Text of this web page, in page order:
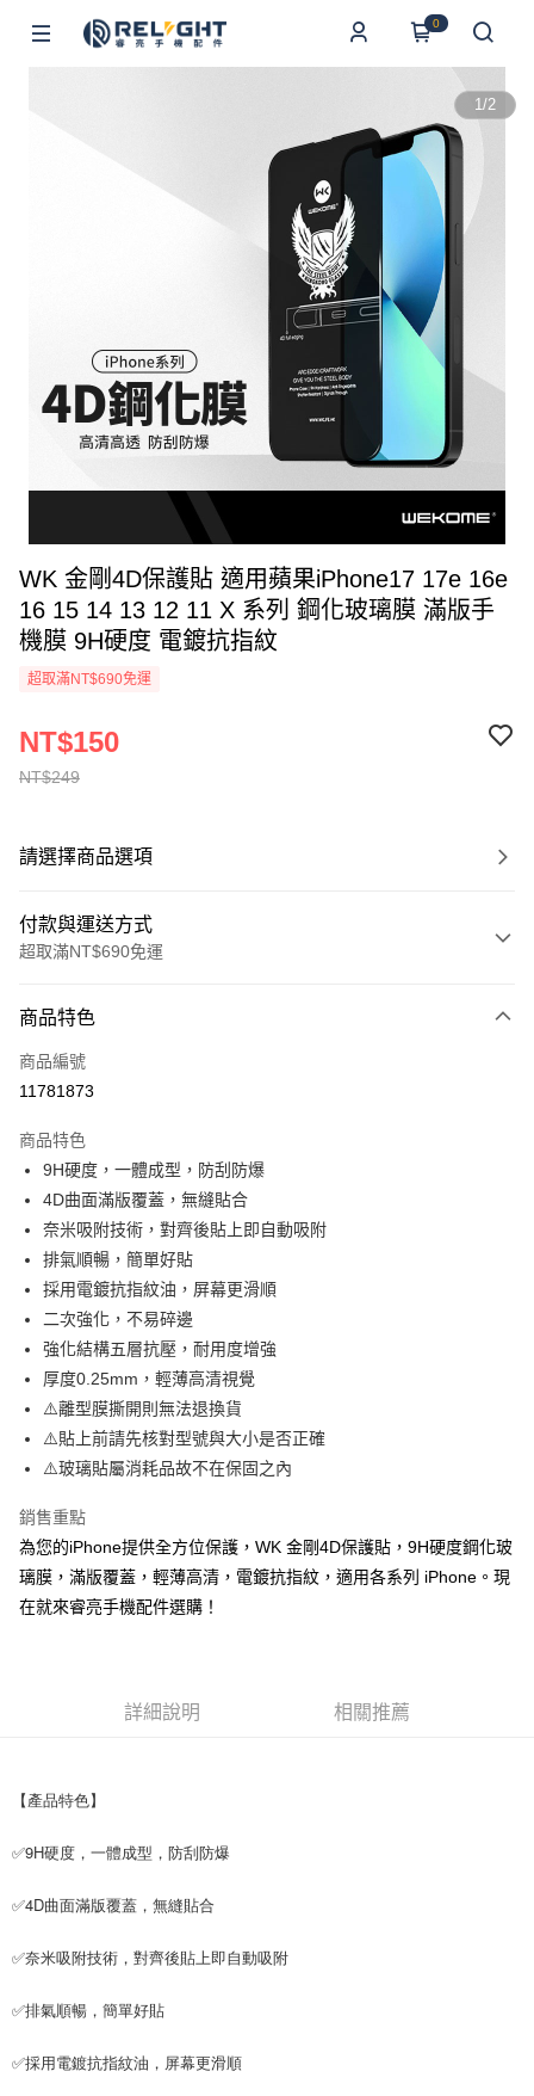
0
1/2
WK 金剛4D保護貼 適用蘋果iPhone17 17e 16e
16 15 14 13 12 11 X 系列 鋼化玻璃膜 滿版手
機膜 9H硬度 電鍍抗指紋
超取滿NT$690免運
NT$249
NT$150
請選擇商品選項
付款與運送方式
超取滿NT$690免運
信用卡一次付款
超商取貨付款
Apple Pay
街口支付
悠遊付
ATM付款
運送方式
每筆NT$65，滿NT$690(含以上)免運費
付款後全家取貨
7-11取貨付款
每筆NT$65，滿NT$690(含以上)免運費
商品特色
商品編號
11781873
商品特色
9H硬度，一體成型，防刮防爆
4D曲面滿版覆蓋，無縫貼合
奈米吸附技術，對齊後貼上即自動吸附
排氣順暢，簡單好貼
採用電鍍抗指紋油，屏幕更滑順
二次強化，不易碎邊
強化結構五層抗壓，耐用度增強
厚度0.25mm，輕薄高清視覺
⚠️離型膜撕開則無法退換貨
⚠️貼上前請先核對型號與大小是否正確
⚠️玻璃貼屬消耗品故不在保固之內
銷售重點
為您的iPhone提供全方位保護，WK 金剛4D保護貼，9H硬度鋼化玻
璃膜，滿版覆蓋，輕薄高清，電鍍抗指紋，適用各系列 iPhone。現
在就來睿亮手機配件選購！
詳細說明 相關推薦
【產品特色】
✅9H硬度，一體成型，防刮防爆
✅4D曲面滿版覆蓋，無縫貼合
✅奈米吸附技術，對齊後貼上即自動吸附
✅排氣順暢，簡單好貼
✅採用電鍍抗指紋油，屏幕更滑順